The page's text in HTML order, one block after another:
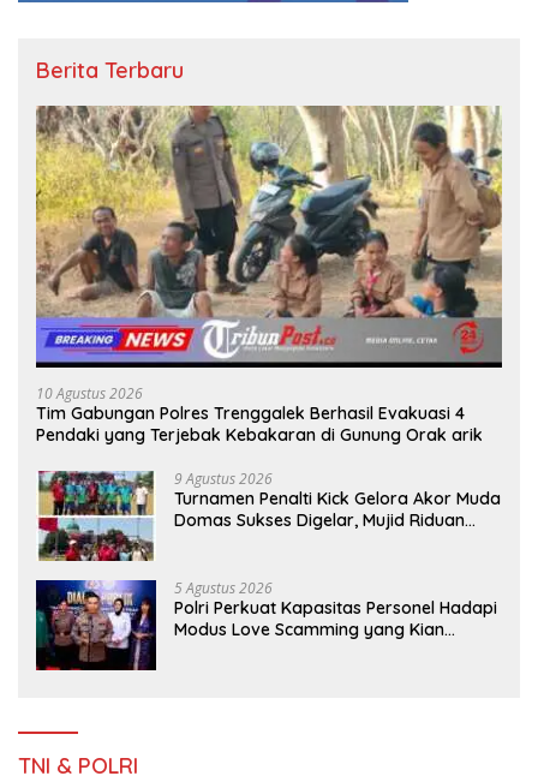
Berita Terbaru
10 Agustus 2026
Tim Gabungan Polres Trenggalek Berhasil Evakuasi 4
Pendaki yang Terjebak Kebakaran di Gunung Orak arik
9 Agustus 2026
Turnamen Penalti Kick Gelora Akor Muda
Domas Sukses Digelar, Mujid Riduan
5 Agustus 2026
Polri Perkuat Kapasitas Personel Hadapi
Modus Love Scamming yang Kian
TNI & POLRI